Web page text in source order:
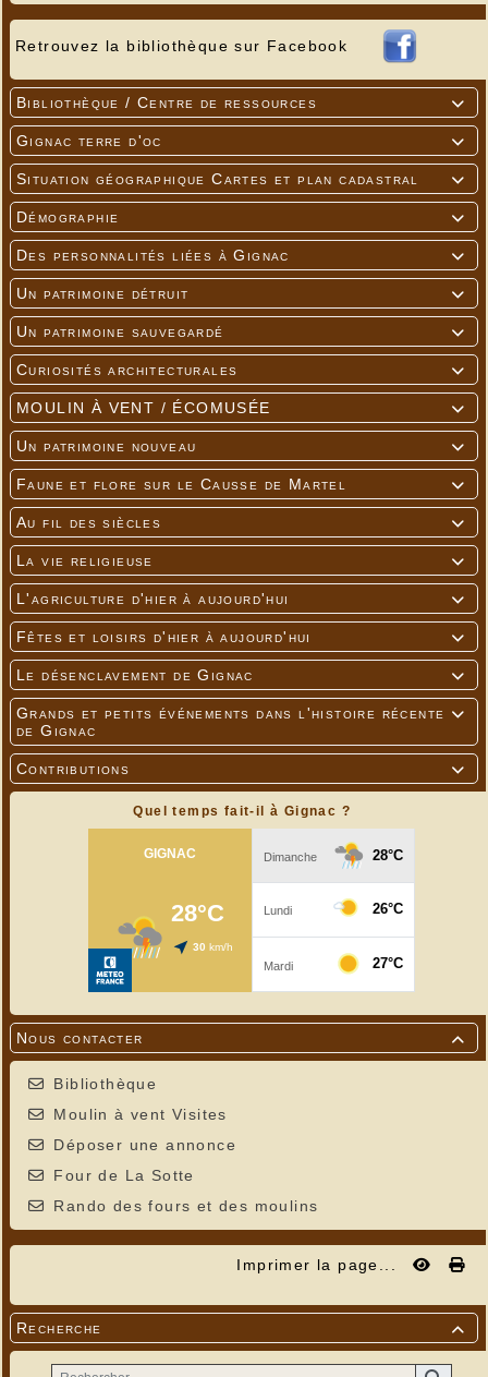
Retrouvez la bibliothèque sur Facebook

Bibliothèque / Centre de ressources

Gignac terre d'oc

Situation géographique Cartes et plan cadastral

Démographie

Des personnalités liées à Gignac

Un patrimoine détruit

Un patrimoine sauvegardé

Curiosités architecturales

MOULIN À VENT / ÉCOMUSÉE

Un patrimoine nouveau

Faune et flore sur le Causse de Martel

Au fil des siècles

La vie religieuse

L'agriculture d'hier à aujourd'hui

Fêtes et loisirs d'hier à aujourd'hui

Le désenclavement de Gignac

Grands et petits événements dans l'histoire récente
de Gignac

Contributions
Quel temps fait-il à Gignac ?

Nous contacter
Bibliothèque
Moulin à vent Visites
Déposer une annonce
Four de La Sotte
Rando des fours et des moulins
Imprimer la page...

Recherche